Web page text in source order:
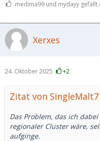
medima99 und mydayy gefällt
Xerxes
24. Oktober 2025 +2
Zitat von
Das Problem, das ich
regionaler Cluster wäre,
aufginge.